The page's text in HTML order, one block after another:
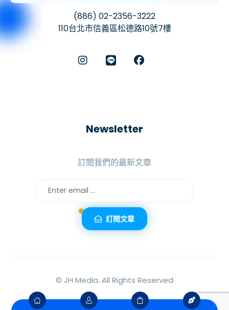
(886) 02-2356-3222
110台北市信義區松德路10號7樓
Newsletter
訂閱我們的最新文章
訂閱文章
© JH Media. All Rights Reserved